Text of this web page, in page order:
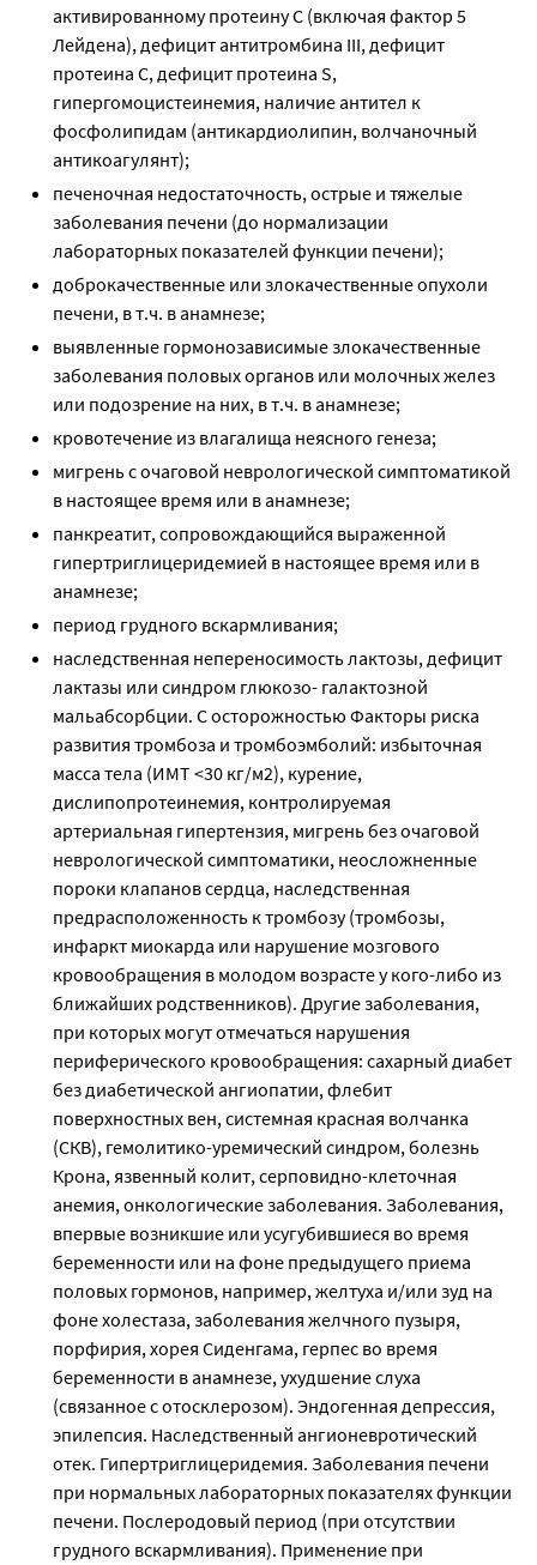
активированному протеину С (включая фактор 5
Лейдена), дефицит антитромбина III, дефицит
протеина С, дефицит протеина S,
гипергомоцистеинемия, наличие антител к
фосфолипидам (антикардиолипин, волчаночный
антикоагулянт);
печеночная недостаточность, острые и тяжелые
заболевания печени (до нормализации
лабораторных показателей функции печени);
доброкачественные или злокачественные опухоли
печени, в т.ч. в анамнезе;
выявленные гормонозависимые злокачественные
заболевания половых органов или молочных желез
или подозрение на них, в т.ч. в анамнезе;
кровотечение из влагалища неясного генеза;
мигрень с очаговой неврологической симптоматикой
в настоящее время или в анамнезе;
панкреатит, сопровождающийся выраженной
гипертриглицеридемией в настоящее время или в
анамнезе;
период грудного вскармливания;
наследственная непереносимость лактозы, дефицит
лактазы или синдром глюкозо- галактозной
мальабсорбции. С осторожностью Факторы риска
развития тромбоза и тромбоэмболий: избыточная
масса тела (ИМТ <30 кг/м2), курение,
дислипопротеинемия, контролируемая
артериальная гипертензия, мигрень без очаговой
неврологической симптоматики, неосложненные
пороки клапанов сердца, наследственная
предрасположенность к тромбозу (тромбозы,
инфаркт миокарда или нарушение мозгового
кровообращения в молодом возрасте у кого-либо из
ближайших родственников). Другие заболевания,
при которых могут отмечаться нарушения
периферического кровообращения: сахарный диабет
без диабетической ангиопатии, флебит
поверхностных вен, системная красная волчанка
(СКВ), гемолитико-уремический синдром, болезнь
Крона, язвенный колит, серповидно-клеточная
анемия, онкологические заболевания. Заболевания,
впервые возникшие или усугубившиеся во время
беременности или на фоне предыдущего приема
половых гормонов, например, желтуха и/или зуд на
фоне холестаза, заболевания желчного пузыря,
порфирия, хорея Сиденгама, герпес во время
беременности в анамнезе, ухудшение слуха
(связанное с отосклерозом). Эндогенная депрессия,
эпилепсия. Наследственный ангионевротический
отек. Гипертриглицеридемия. Заболевания печени
при нормальных лабораторных показателях функции
печени. Послеродовый период (при отсутствии
грудного вскармливания). Применение при